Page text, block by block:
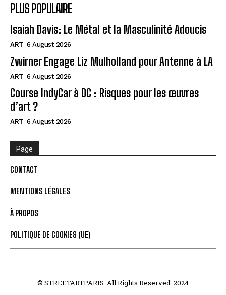
PLUS POPULAIRE
Isaiah Davis: Le Métal et la Masculinité Adoucis
ART 6 August 2026
Zwirner Engage Liz Mulholland pour Antenne à LA
ART 6 August 2026
Course IndyCar à DC : Risques pour les œuvres
d’art ?
ART 6 August 2026
Page
CONTACT
MENTIONS LÉGALES
À PROPOS
POLITIQUE DE COOKIES (UE)
© STREETARTPARIS. All Rights Reserved. 2024